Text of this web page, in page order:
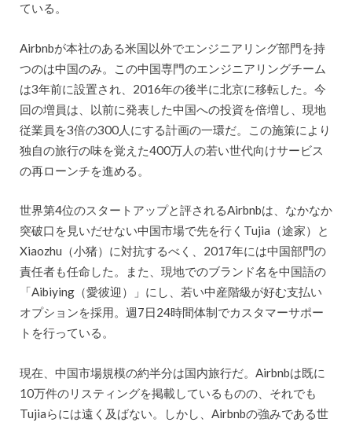
ている。
Airbnbが本社のある米国以外でエンジニアリング部門を持
つのは中国のみ。この中国専門のエンジニアリングチーム
は3年前に設置され、2016年の後半に北京に移転した。今
回の増員は、以前に発表した中国への投資を倍増し、現地
従業員を3倍の300人にする計画の一環だ。この施策により
独自の旅行の味を覚えた400万人の若い世代向けサービス
の再ローンチを進める。
世界第4位のスタートアップと評されるAirbnbは、なかなか
突破口を見いだせない中国市場で先を行くTujia（途家）と
Xiaozhu（小猪）に対抗するべく、2017年には中国部門の
責任者も任命した。また、現地でのブランド名を中国語の
「Aibiying（愛彼迎）」にし、若い中産階級が好む支払い
オプションを採用。週7日24時間体制でカスタマーサポー
トを行っている。
現在、中国市場規模の約半分は国内旅行だ。Airbnbは既に
10万件のリスティングを掲載しているものの、それでも
Tujiaらには遠く及ばない。しかし、Airbnbの強みである世